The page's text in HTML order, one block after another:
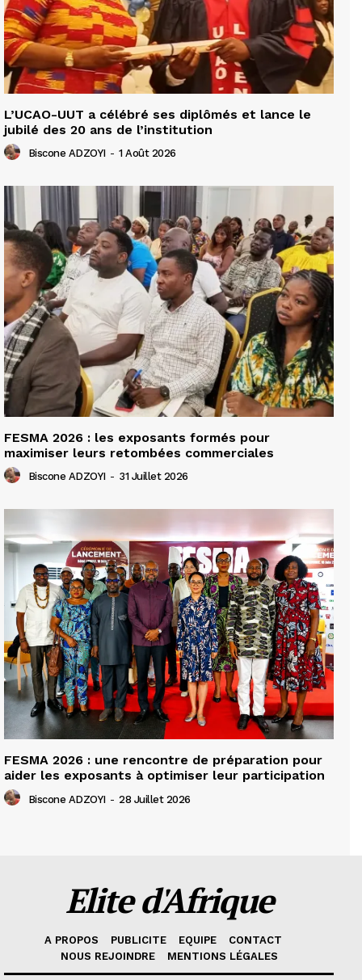
L’UCAO-UUT a célébré ses diplômés et lance le
jubilé des 20 ans de l’institution
Biscone ADZOYI - 1 Août 2026
FESMA 2026 : les exposants formés pour
maximiser leurs retombées commerciales
Biscone ADZOYI - 31 Juillet 2026
FESMA 2026 : une rencontre de préparation pour
aider les exposants à optimiser leur participation
Biscone ADZOYI - 28 Juillet 2026
Elite d'Afrique
A PROPOS PUBLICITE EQUIPE
CONTACT
NOUS REJOINDRE
MENTIONS LÉGALES